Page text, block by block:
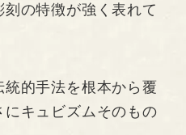
の特徴が強く表れて
的手法を根本から覆
にキュビズムそのもの